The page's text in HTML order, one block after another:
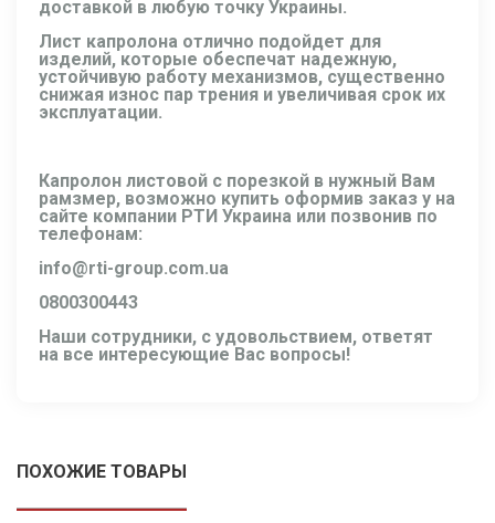
доставкой в любую точку Украины.
Лист капролона отлично подойдет для
изделий, которые обеспечат надежную,
устойчивую работу механизмов, существенно
снижая износ пар трения и увеличивая срок их
эксплуатации.
Капролон листовой с порезкой в нужный Вам
рамзмер, возможно купить оформив заказ у на
сайте компании РТИ Украина или позвонив по
телефонам:
info@rti-group.com.ua
0800300443
Наши сотрудники, с удовольствием, ответят
на все интересующие Вас вопросы!
ПОХОЖИЕ ТОВАРЫ